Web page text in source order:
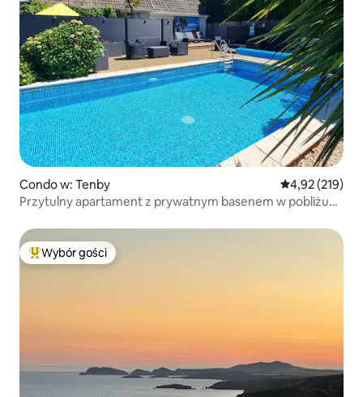
Condo w: Tenby Średnia
4,92 (219)
Przytulny apartament z prywatnym basenem w pobliżu
Najpopularniejsze z kategorii Wybór gości
Wybór gości